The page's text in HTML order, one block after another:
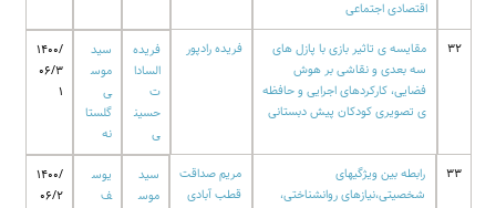
اقتصادی اجتماعی
32
مقایسه ی تاثیر بازی با پازل های
سه بعدی و نقاشی بر هوش
فضایی، کارکردهای اجرایی و حافظه
ی تصویری کودکان پیش دبستانی
فریده رادپور
فریده
السادا
ت
حسین
ی
سید
موس
ی
گلستا
نه
1400/
06/3
1
33
رابطه بین ویژگیهای
شخصیتی،نیازهای روانشناختی،
مریم صداقت
قطب آبادی
سید
موس
یوس
ف
1400/
06/2